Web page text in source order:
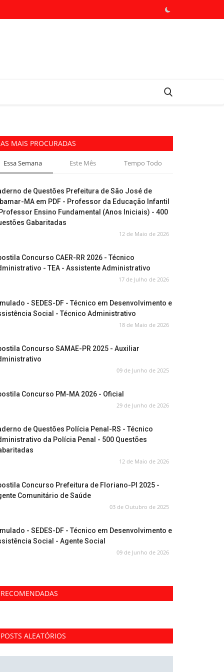
AS MAIS PROCURADAS
Essa Semana Este Mês Tempo Todo
de Questões Prefeitura de São José de
MA em PDF - Professor da Educação Infantil
Ensino Fundamental (Anos Iniciais) - 400
Gabaritadas
12 de Maio de 2026
Concurso CAER-RR 2026 - Técnico
- TEA - Assistente Administrativo
17 de Julho de 2026
- SEDES-DF - Técnico em Desenvolvimento e
Social - Técnico Administrativo
18 de Maio de 2026
Concurso SAMAE-PR 2025 - Auxiliar
09 de Junho de 2025
Concurso PM-MA 2026 - Oficial
29 de Junho de 2026
de Questões Polícia Penal-RS - Técnico
da Polícia Penal - 500 Questões
12 de Maio de 2026
Concurso Prefeitura de Floriano-PI 2025 -
Comunitário de Saúde
03 de Outubro de 2025
- SEDES-DF - Técnico em Desenvolvimento e
Social - Agente Social
09 de Junho de 2026
RECOMENDADAS
POSTS ALEATÓRIOS